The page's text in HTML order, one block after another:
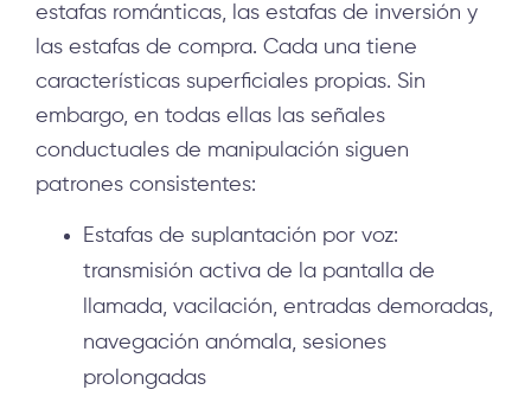
estafas románticas, las estafas de inversión y
las estafas de compra. Cada una tiene
características superficiales propias. Sin
embargo, en todas ellas las señales
conductuales de manipulación siguen
patrones consistentes:
Estafas de suplantación por voz:
transmisión activa de la pantalla de
llamada, vacilación, entradas demoradas,
navegación anómala, sesiones
prolongadas